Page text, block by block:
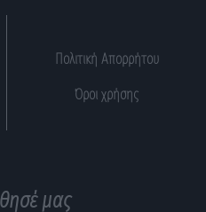
Πολιτική Απορρήτου
Όροι χρήσης
μας